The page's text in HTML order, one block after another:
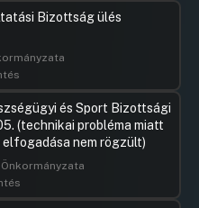
Bizottság ülés
és Sport Bizottsági
(technikai probléma miatt
nem rögzült)